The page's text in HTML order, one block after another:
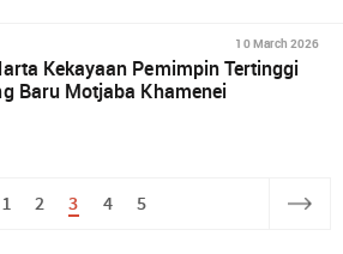
10 March 2026
Kekayaan Pemimpin Tertinggi
Baru Motjaba Khamenei
1 2 3 4 5